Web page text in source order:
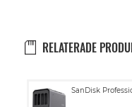
RELATERADE
SanDisk
Lägg